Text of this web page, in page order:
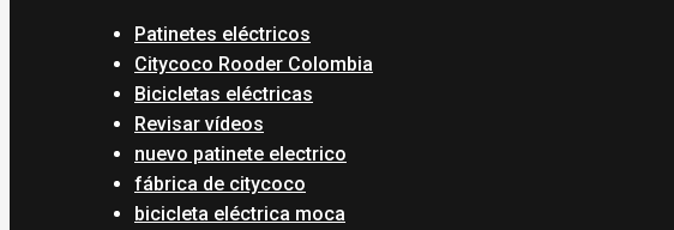
Patinetes eléctricos
Citycoco Rooder Colombia
Bicicletas eléctricas
Revisar vídeos
nuevo patinete electrico
fábrica de citycoco
bicicleta eléctrica moca